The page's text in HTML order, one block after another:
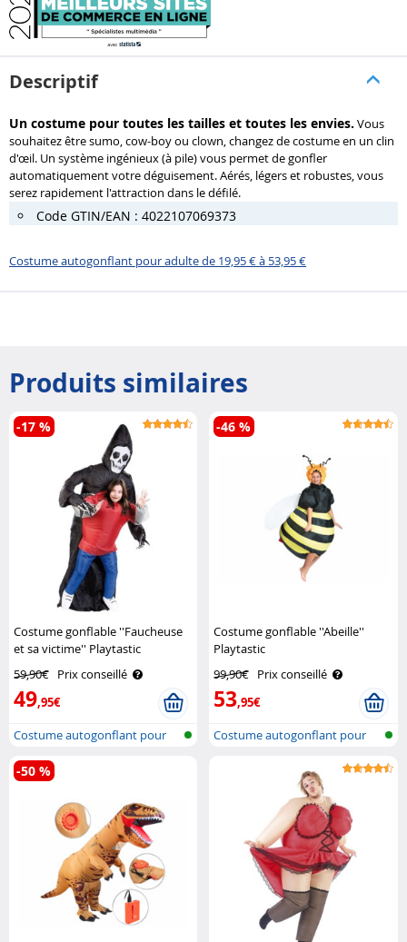
Descriptif
Un costume pour toutes les tailles et toutes les envies. Vous
souhaitez être sumo, cow-boy ou clown, changez de costume en un clin
d'œil. Un système ingénieux (à pile) vous permet de gonfler
automatiquement votre déguisement. Aérés, légers et robustes, vous
serez rapidement l'attraction dans le défilé.
Code GTIN/EAN : 4022107069373
Costume autogonflant pour adulte de 19,95 € à 53,95 €
Produits similaires
Costume gonflable ''Faucheuse
et sa victime'' Playtastic
59,90€ Prix conseillé
49,95€
-17 %
Costume autogonflant pour
adulte
Costume gonflable ''Abeille''
Playtastic
99,90€ Prix conseillé
53,95€
-46 %
Costume autogonflant pour
-50 %